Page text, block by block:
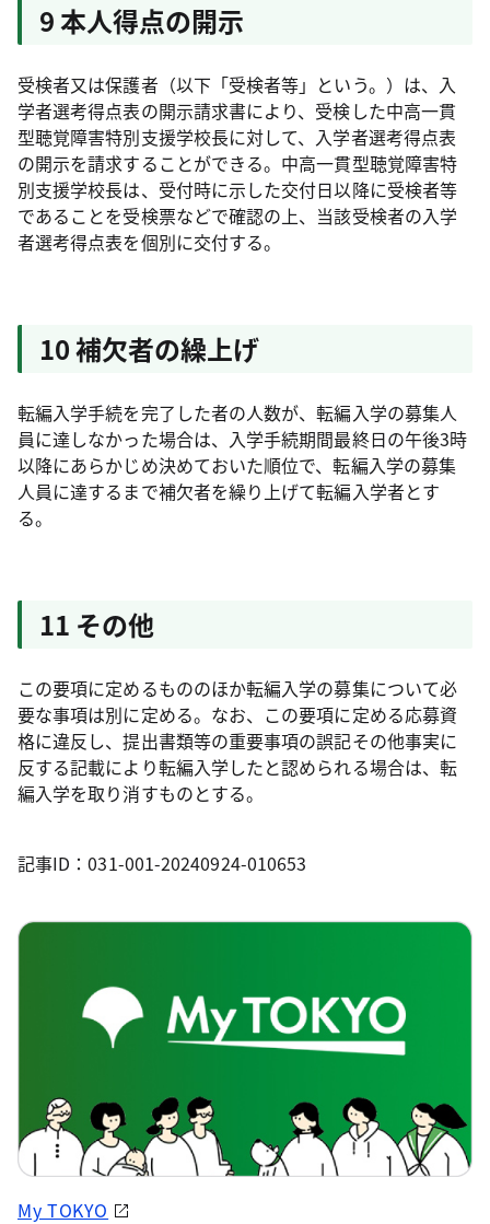
9 本人得点の開示
受検者又は保護者（以下「受検者等」という。）は、入
学者選考得点表の開示請求書により、受検した中高一貫
型聴覚障害特別支援学校長に対して、入学者選考得点表
の開示を請求することができる。中高一貫型聴覚障害特
別支援学校長は、受付時に示した交付日以降に受検者等
であることを受検票などで確認の上、当該受検者の入学
者選考得点表を個別に交付する。
10 補欠者の繰上げ
転編入学手続を完了した者の人数が、転編入学の募集人
員に達しなかった場合は、入学手続期間最終日の午後3時
以降にあらかじめ決めておいた順位で、転編入学の募集
人員に達するまで補欠者を繰り上げて転編入学者とす
る。
11 その他
この要項に定めるもののほか転編入学の募集について必
要な事項は別に定める。なお、この要項に定める応募資
格に違反し、提出書類等の重要事項の誤記その他事実に
反する記載により転編入学したと認められる場合は、転
編入学を取り消すものとする。
記事ID：031-001-20240924-010653
My TOKYO